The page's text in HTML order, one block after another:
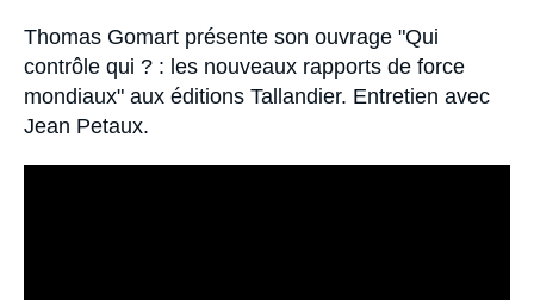
Accroche
Thomas Gomart présente son ouvrage "Qui
contrôle qui ? : les nouveaux rapports de force
mondiaux" aux éditions Tallandier. Entretien avec
Jean Petaux.